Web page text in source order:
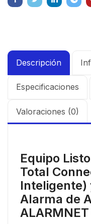
Descripción
Especificaciones
Valoraciones (0)
Equipo
Total
Inteligente)
Alarma de